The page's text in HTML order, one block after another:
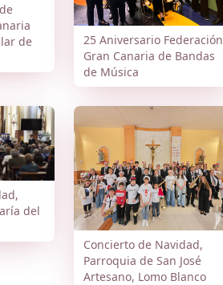
de
25 Aniversario Federación
Gran Canaria de Bandas
de Música
del
Concierto de Navidad,
Parroquia de San José
Artesano, Lomo Blanco